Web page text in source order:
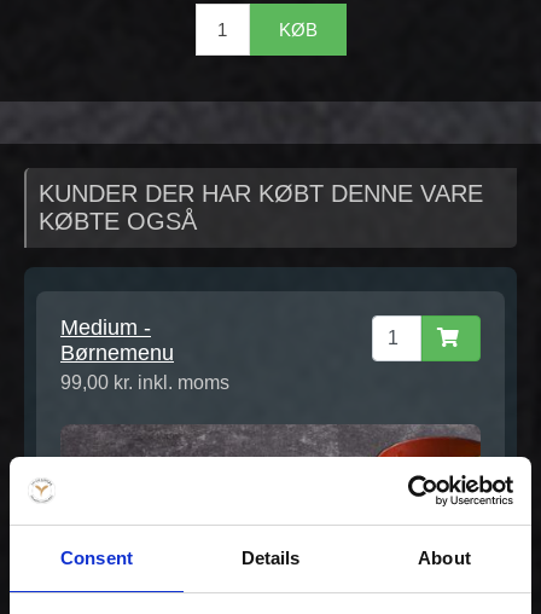
Consent Details About
KØB
KUNDER DER HAR KØBT DENNE VARE
KØBTE OGSÅ
Medium -
Børnemenu
99,00 kr. inkl. moms